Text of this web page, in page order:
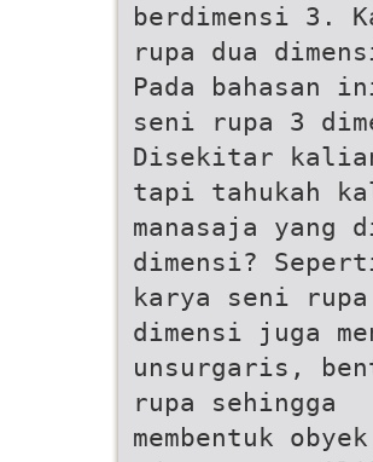
berdimensi 3.
rupa dua
Pada bahasan
seni rupa 3
Disekitar
tapi tahukah
manasaja
dimensi?
karya seni
dimensi juga
unsurgaris,
rupa sehingga
membentuk